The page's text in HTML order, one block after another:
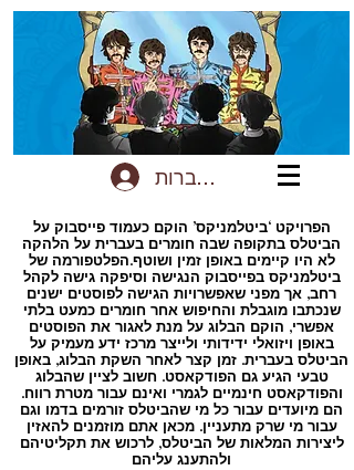
להתחברות
הפרויקט ‘ביטלמניקס’ הוקם כעמוד פייסבוק על
הביטלס בתקופה שבה חומרים בעברית על הלהקה
לא היו קיימים באופן זמין ושוטף.הפלטפורמה של
ביטלמניקס בפייסבוק הנגישה וסיפקה גישה לקהל
רחב, אך מפני שאפשרויות הגישה לפוסטים ישנים
שנכתבו מוגבלת והחיפוש אחר חומרים כמעט בלתי
אפשרי, הוקם הבלוג על מנת לאגור את הפוסטים
באופן ויזואלי ידידותי ולייצר מרכז ידע מעמיק על
הביטלס בעברית. זמן קצר לאחר השקת הבלוג, באופן
טבעי הגיע גם הפודקאסט. חשוב לציין שהבלוג
והפודקאסט חינמיים לגמרי ואינם עבור מטרת רווח.
הם מיועדים עבור כל מי שהביטלס זורמים בדמו וגם
עבור מי שרק מתעניין. מכאן אתם מוזמנים להאזין
ליצירות המלאות של הביטלס, לרכוש את תקליטיהם
ולהתענג עליהם